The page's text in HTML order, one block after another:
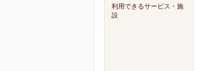
利用できるサービス・施
設